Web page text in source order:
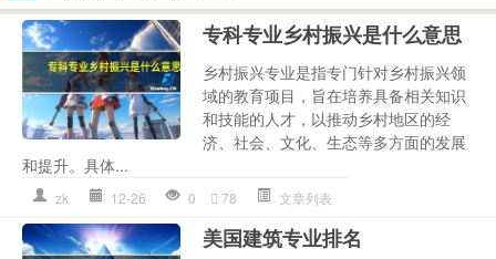
专科专业乡村振兴是什么意思
乡村振兴专业是指专门针对乡村振兴领
域的教育项目，旨在培养具备相关知识
和技能的人才，以推动乡村地区的经
济、社会、文化、生态等多方面的发展
和提升。具体...
zk 12-26 0 78 文章列表
美国建筑专业排名